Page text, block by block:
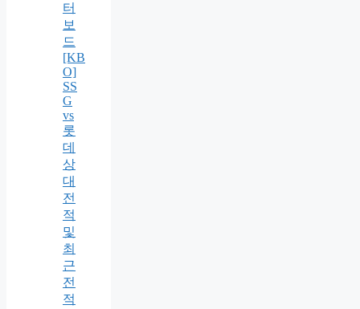
터
보
드
[KB
O]
SS
G
vs
롯
데
상
대
전
적
및
최
근
전
적